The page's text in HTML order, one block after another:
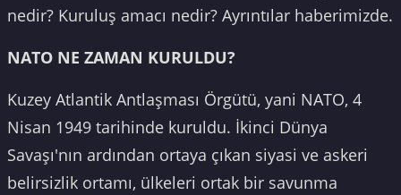
nedir? Kuruluş amacı nedir? Ayrıntılar haberimizde.
NATO NE ZAMAN KURULDU?
Kuzey Atlantik Antlaşması Örgütü, yani NATO, 4
Nisan 1949 tarihinde kuruldu. İkinci Dünya
Savaşı'nın ardından ortaya çıkan siyasi ve askeri
belirsizlik ortamı, ülkeleri ortak bir savunma